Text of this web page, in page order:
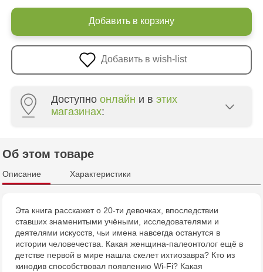
Добавить в корзину
Добавить в wish-list
Доступно онлайн и в этих
магазинах:
Crafti Botanica - bd. Decebal, 139
Crafti Buiucani - str. Alba Iulia, 77/18
Crafti Ciocana - str. Alecu Russo, 61/6
Об этом товаре
Описание Характеристики
Эта книга расскажет о 20-ти девочках, впоследствии
ставших знаменитыми учёными, исследователями и
деятелями искусств, чьи имена навсегда останутся в
истории человечества. Какая женщина-палеонтолог ещё в
детстве первой в мире нашла скелет ихтиозавра? Кто из
кинодив способствовал появлению Wi-Fi? Какая